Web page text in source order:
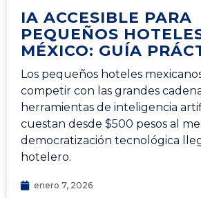
IA ACCESIBLE PARA
PEQUEÑOS
MÉXICO: GUÍA
Los pequeños hoteles
competir con las grandes
herramientas de inteligencia
cuestan desde $500 pesos al
democratización tecnológica
hotelero.
enero 7, 2026